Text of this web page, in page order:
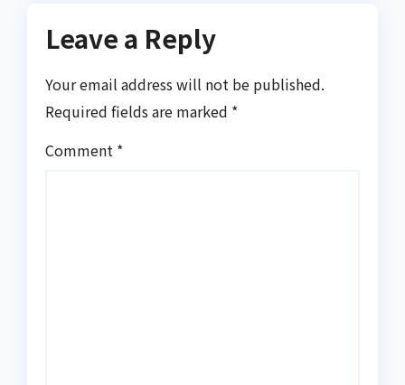
Leave a Reply
Your email address will not be published.
Required fields are marked *
Comment *